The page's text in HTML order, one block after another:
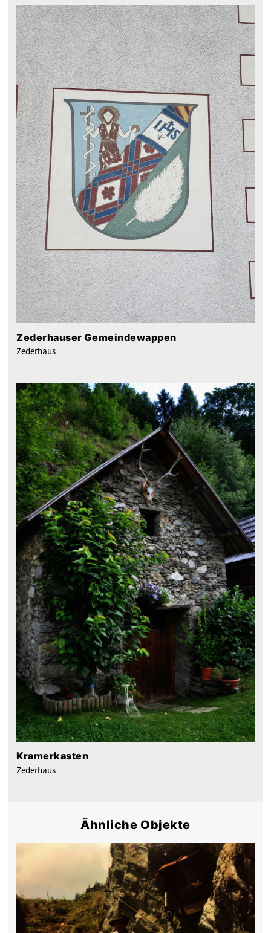
Zederhauser Gemeindewappen
Zederhaus
Kramerkasten
Zederhaus
Ähnliche Objekte